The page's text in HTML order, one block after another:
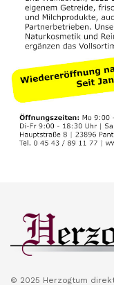
© 2025 Herzogtum